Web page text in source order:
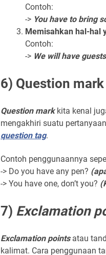
Contoh:
-> You have to bring
Memisahkan hal-hal
Contoh:
-> We will have
6) Question mark
Question markkita kenal
mengakhiri suatu
question tag.
Contoh penggunaannya
-> Do you have any pen?
-> You have one, don’t you?
7) Exclamation
Exclamation pointsatau
kalimat. Cara penggunaan